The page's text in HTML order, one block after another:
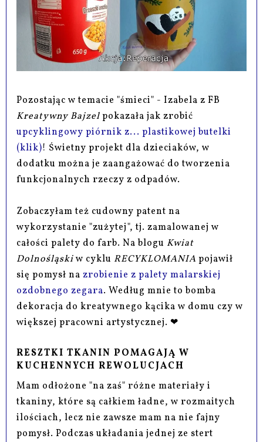
Pozostając w temacie "śmieci" - Izabela z FB
Kreatywny Bajzelpokazała jak zrobić
upcyklingowy piórnik z... plastikowej butelki
(klik)! Świetny projekt dla dzieciaków, w
dodatku można je zaangażować do tworzenia
funkcjonalnych rzeczy z odpadów.
Zobaczyłam też cudowny patent na
wykorzystanie "zużytej", tj. zamalowanej w
całości palety do farb. Na blogu Kwiat
Dolnośląskiw cyklu RECYKLOMANIA pojawił
się pomysł nazrobienie z palety malarskiej
ozdobnego zegara. Według mnie to bomba
dekoracja do kreatywnego kącika w domu czy w
większej pracowni artystycznej. ❤
RESZTKI TKANIN POMAGAJĄ W
KUCHENNYCH REWOLUCJACH
Mam odłożone "na zaś" różne materiały i
tkaniny, które są całkiem ładne, w rozmaitych
ilościach, lecz nie zawsze mam na nie fajny
pomysł. Podczas układania jednej ze stert